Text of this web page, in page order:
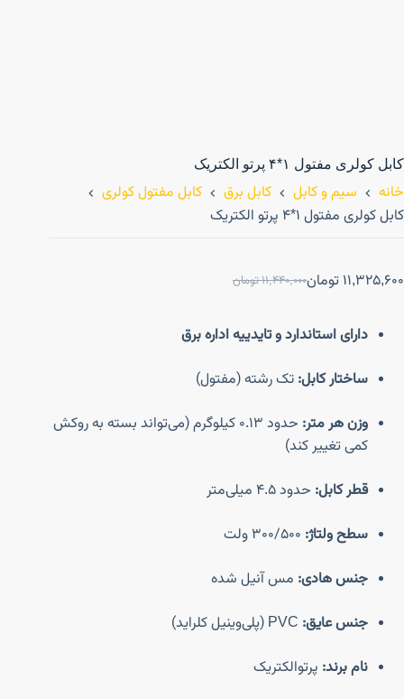
کابل کولری مفتول ۱*۴ پرتو الکتریک
خانه سیم و کابل کابل برق
کابل مفتول کولری
کابل کولری مفتول ۱*۴ پرتو الکتریک
11,440,000تومان 11,325,600 تومان
دارای استاندارد و تایدییه اداره برق
ساختار کابل: تک رشته (مفتول)
وزن هر متر:
حدود ۰.۱۳ کیلوگرم (می‌تواند بسته به روکش
کمی تغییر کند)
قطر کابل: حدود ۴.۵ میلی‌متر
سطح ولتاژ:
جنس هادی: مس آنیل شده
جنس عایق:
نام برند: پرتوالکتریک